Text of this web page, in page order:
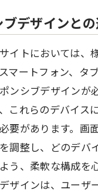
ブデザインと
イトにおいては、
マートフォン、タ
ンシブデザインが
これらのデバイス
要があります。画
調整し、どのデバ
う、柔軟な構成を
ザインは、ユーザ